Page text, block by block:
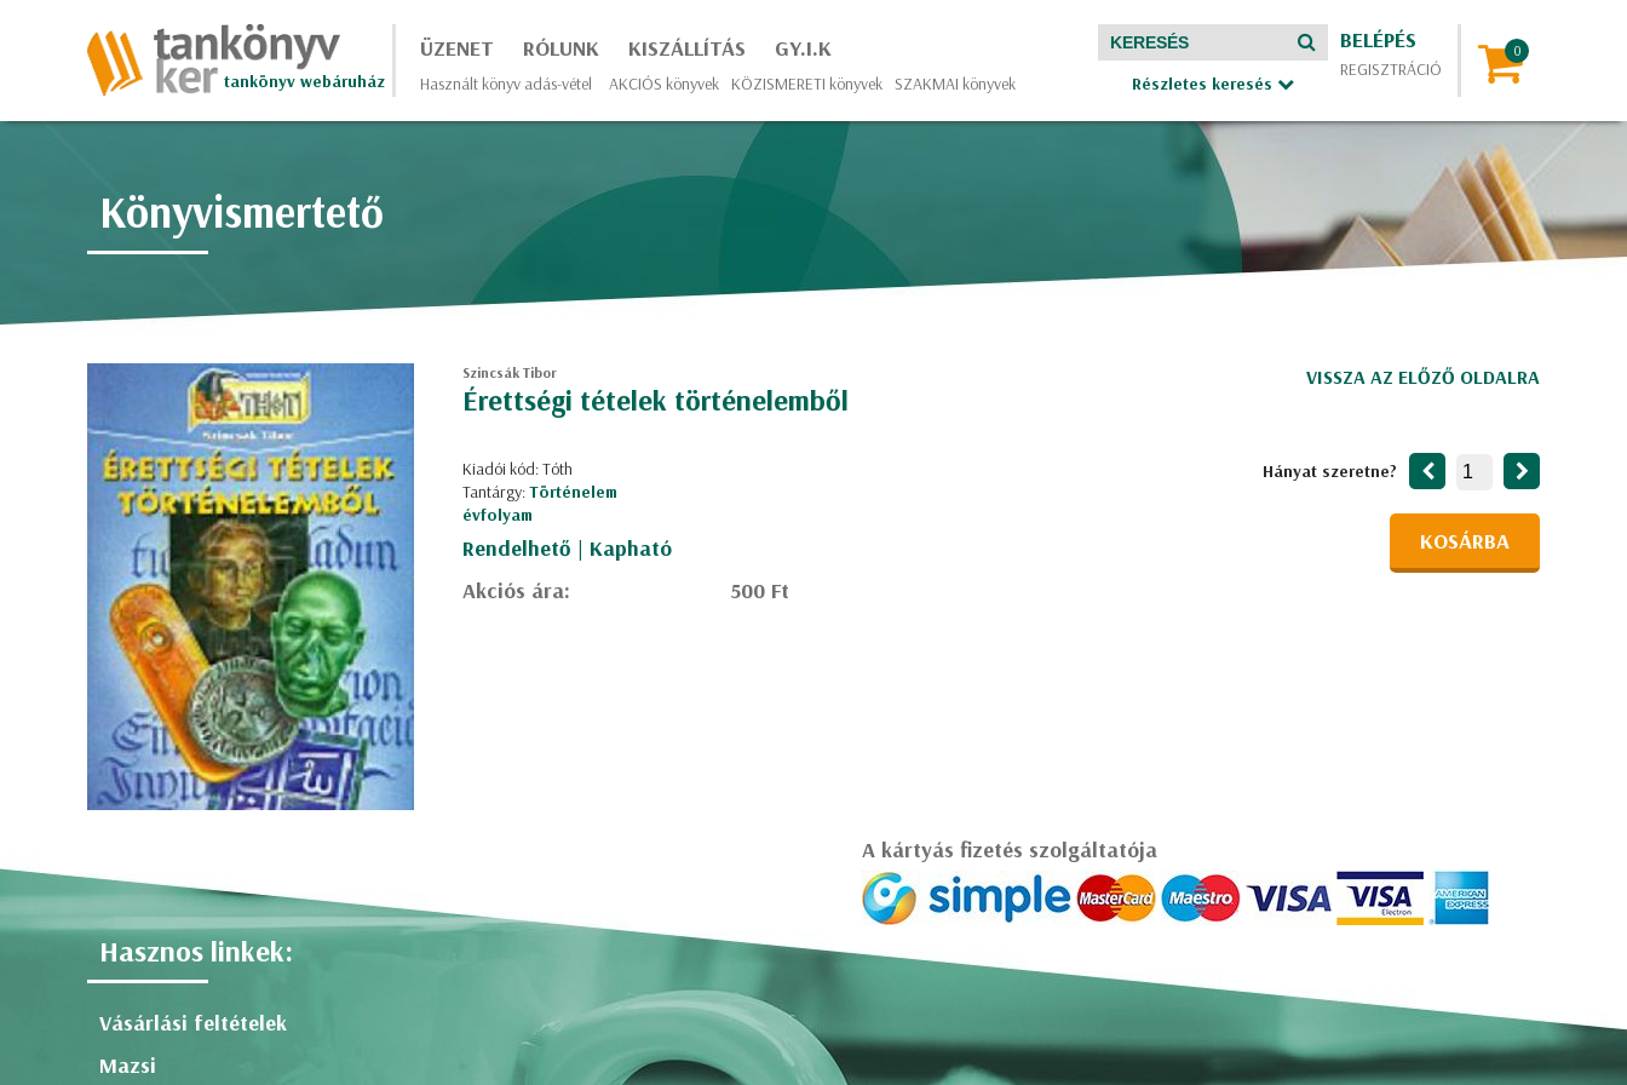
tankönyv webáruház
ÜZENET RÓLUNK KISZÁLLÍTÁS GY.I.K
Használt könyv adás-vétel AKCIÓS könyvek KÖZISMERETI könyvek SZAKMAI könyvek Részletes keresés
BELÉPÉS
REGISZTRÁCIÓ
Könyvismertető
Szincsák Tibor
Érettségi ​tételek történelemből
Kiadói kód: Tóth
Tantárgy:Történelem
évfolyam
Rendelhető | Kapható
Akciós ára:
500 Ft
VISSZA AZ ELŐZŐ OLDALRA
Hányat szeretne?
KOSÁRBA
A kártyás fizetés szolgáltatója
Hasznos linkek:
Vásárlási feltételek
Mazsi